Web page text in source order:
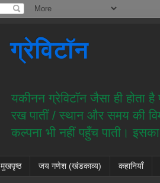
ग्रेविटॉन
यकीनन ग्रेविटॉन जैसा ही
रख पातीं / स्थान और समय की
कल्पना भी नहीं पहुँच पाती।
मुखपृष्ठ जय गणेश (खंडकाव्य) कहानियाँ